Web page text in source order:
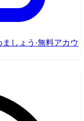
しょう ·無料アカウ